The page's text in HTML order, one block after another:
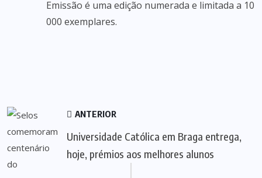
Emissão é uma edição numerada e limitada a 10
000 exemplares.
ANTERIOR
Universidade Católica em Braga entrega,
hoje, prémios aos melhores alunos